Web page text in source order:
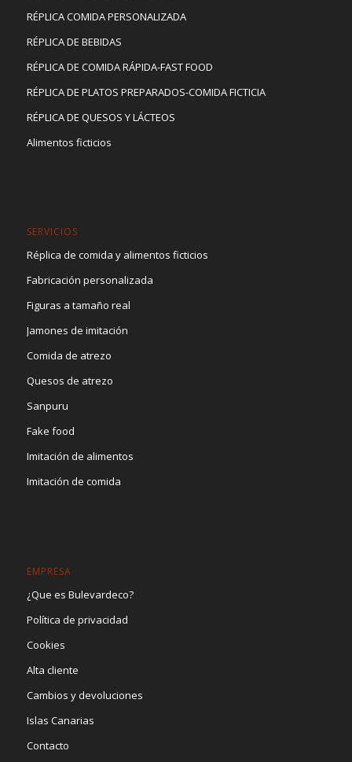
RÉPLICA COMIDA PERSONALIZADA
RÉPLICA DE BEBIDAS
RÉPLICA DE COMIDA RÁPIDA-FAST FOOD
RÉPLICA DE PLATOS PREPARADOS-COMIDA FICTICIA
RÉPLICA DE QUESOS Y LÁCTEOS
Alimentos ficticios
SERVICIOS
Réplica de comida y alimentos ficticios
Fabricación personalizada
Figuras a tamaño real
Jamones de imitación
Comida de atrezo
Quesos de atrezo
Sanpuru
Fake food
Imitación de alimentos
Imitación de comida
EMPRESA
¿Que es Bulevardeco?
Política de privacidad
Cookies
Alta cliente
Cambios y devoluciones
Islas Canarias
Contacto